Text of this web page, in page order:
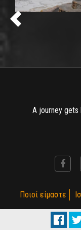
A journey gets
Ποιοί είμαστε
(C) MotoRiders